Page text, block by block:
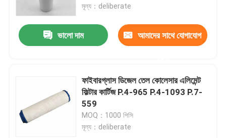
মূল্য：deliberate
ভালো দাম আমাদের সাথে যোগাযোগ
ফাইবারগ্লাস ডিজেল তেল কোলেসার এলিমেন্ট
ফিল্টার কার্টিজ P.4-965 P.4-1093 P.7-
559
MOQ：1000 পিসি
মূল্য：deliberate